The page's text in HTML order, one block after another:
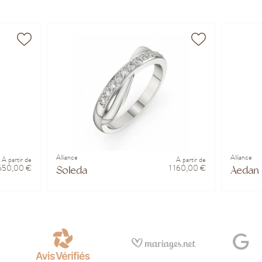
À partir de
€
Alliance
Soleda
À partir de
1 160,00 €
Alliance
Aedan